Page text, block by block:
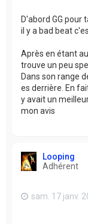
D'abord GG pour
il y a bad beat
Après en étant
trouve un peu
Dans son range
es derrière. En
y avait un
mon avis
Looping
Adhérent
sam. 17 janv.